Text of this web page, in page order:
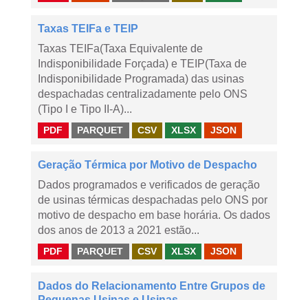
Taxas TEIFa e TEIP
Taxas TEIFa(Taxa Equivalente de
Indisponibilidade Forçada) e TEIP(Taxa de
Indisponibilidade Programada) das usinas
despachadas centralizadamente pelo ONS
(Tipo I e Tipo II-A)...
PDF PARQUET CSV XLSX JSON
Geração Térmica por Motivo de Despacho
Dados programados e verificados de geração
de usinas térmicas despachadas pelo ONS por
motivo de despacho em base horária. Os dados
dos anos de 2013 a 2021 estão...
PDF PARQUET CSV XLSX JSON
Dados do Relacionamento Entre Grupos de